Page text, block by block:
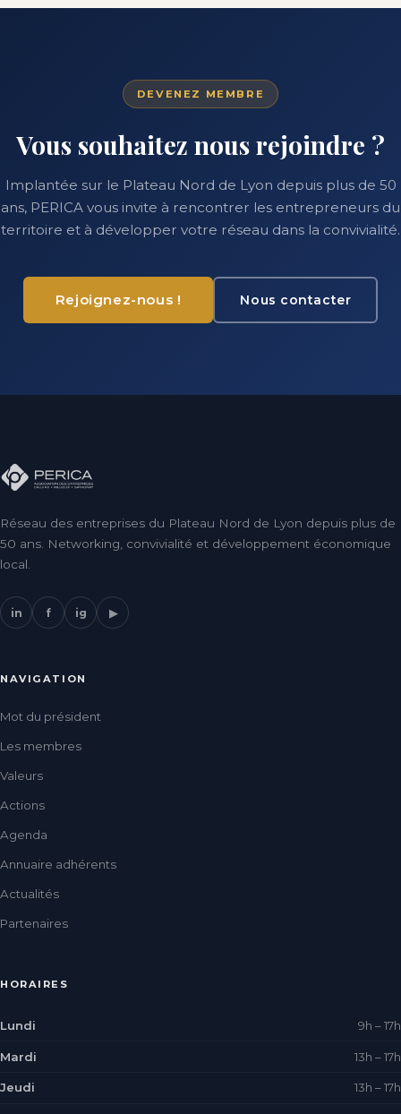
DEVENEZ MEMBRE
Vous souhaitez nous rejoindre ?
Implantée sur le Plateau Nord de Lyon depuis plus de 50
ans, PERICA vous invite à rencontrer les entrepreneurs du
territoire et à développer votre réseau dans la convivialité.
Rejoignez-nous ! Nous contacter
Réseau des entreprises du Plateau Nord de Lyon depuis plus de
50 ans. Networking, convivialité et développement économique
local.
in f ig ▶
NAVIGATION
Mot du président
Les membres
Valeurs
Actions
Agenda
Annuaire adhérents
Actualités
Partenaires
HORAIRES
Lundi 9h – 17h
Mardi 13h – 17h
Jeudi 13h – 17h